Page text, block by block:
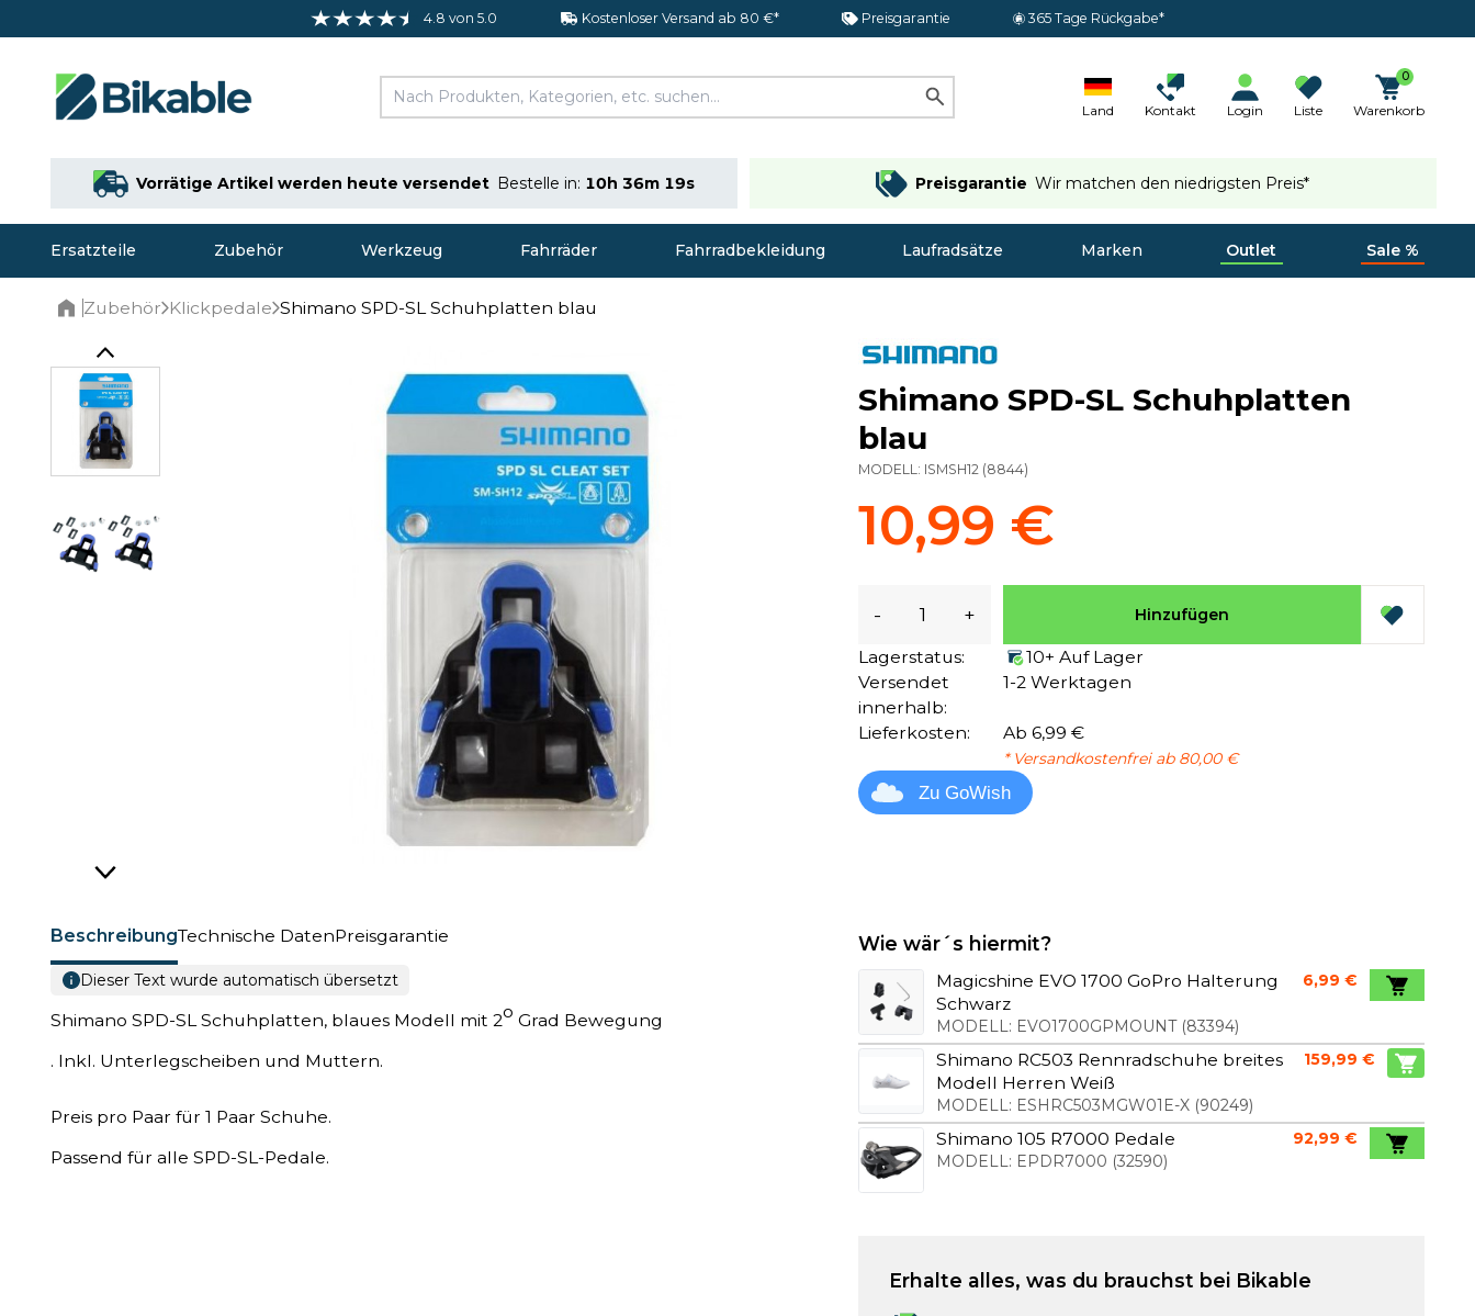
4.8 von 5.0 Kostenloser Versand ab 80 €* Preisgarantie 365 Tage Rückgabe*
Land Kontakt Login Liste
0
Warenkorb
Vorrätige Artikel werden heute versendet Bestelle in: 10h 36m 18s Preisgarantie Wir matchen den niedrigsten Preis*
Ersatzteile Zubehör Werkzeug Fahrräder Fahrradbekleidung Laufradsätze Marken Outlet Sale %
Zubehör Klickpedale Shimano SPD-SL Schuhplatten blau
BeschreibungTechnische DatenPreisgarantie
Dieser Text wurde automatisch übersetzt
Shimano SPD-SL Schuhplatten, blaues Modell mit 2o Grad Bewegung
. Inkl. Unterlegscheiben und Muttern.
Preis pro Paar für 1 Paar Schuhe.
Passend für alle SPD-SL-Pedale.
Shimano SPD-SL Schuhplatten
blau
MODELL: ISMSH12 (8844)
10,99 €
- + Hinzufügen
Lagerstatus:
10+ Auf Lager
Versendet
innerhalb:
1-2 Werktagen
Lieferkosten: Ab 6,99 €
* Versandkostenfrei ab 80,00 €
Zu GoWish
Wie wär´s hiermit?
Magicshine EVO 1700 GoPro Halterung
Schwarz
MODELL: EVO1700GPMOUNT(83394)
6,99 €
Shimano RC503 Rennradschuhe breites
Modell Herren Weiß
MODELL: ESHRC503MGW01E-X(90249)
159,99 €
Shimano 105 R7000 Pedale
MODELL: EPDR7000 (32590)
92,99 €
Erhalte alles, was du brauchst bei Bikable